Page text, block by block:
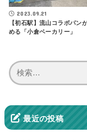
2023.09.21
【初石駅】流山コラボパン
める「小倉ベーカリー」
最近の投稿